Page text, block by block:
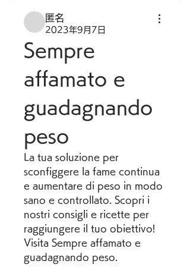
匿名
2023年9月7日
Sempre
affamato e
guadagnando
peso
La tua soluzione per
sconfiggere la fame continua
e aumentare di peso in modo
sano e controllato. Scopri i
nostri consigli e ricette per
raggiungere il tuo obiettivo!
Visita Sempre affamato e
guadagnando peso.